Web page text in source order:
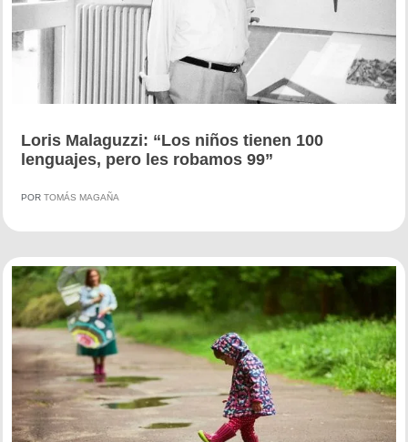
Loris Malaguzzi: “Los niños tienen 100
lenguajes, pero les robamos 99”
POR TOMÁS MAGAÑA